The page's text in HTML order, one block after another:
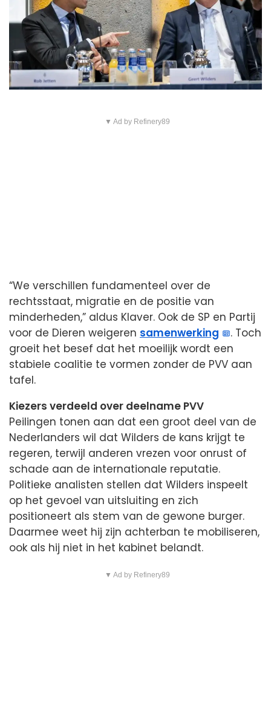
▼ Ad by Refinery89
“We verschillen fundamenteel over de
rechtsstaat, migratie en de positie van
minderheden,” aldus Klaver. Ook de SP en Partij
voor de Dieren weigeren samenwerking
. Toch
groeit het besef dat het moeilijk wordt een
stabiele coalitie te vormen zonder de PVV aan
tafel.
Kiezers verdeeld over deelname PVV
Peilingen tonen aan dat een groot deel van de
Nederlanders wil dat Wilders de kans krijgt te
regeren, terwijl anderen vrezen voor onrust of
schade aan de internationale reputatie.
Politieke analisten stellen dat Wilders inspeelt
op het gevoel van uitsluiting en zich
positioneert als stem van de gewone burger.
Daarmee weet hij zijn achterban te mobiliseren,
ook als hij niet in het kabinet belandt.
▼ Ad by Refinery89